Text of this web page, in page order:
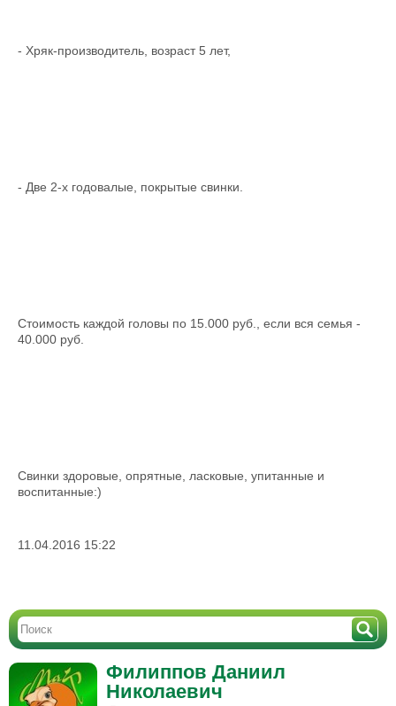
- Хряк-производитель, возраст 5 лет,
- Две 2-х годовалые, покрытые свинки.
Стоимость каждой головы по 15.000 руб., если вся семья -
40.000 руб.
Свинки здоровые, опрятные, ласковые, упитанные и
воспитанные:)
11.04.2016 15:22
Филиппов Даниил
Николаевич